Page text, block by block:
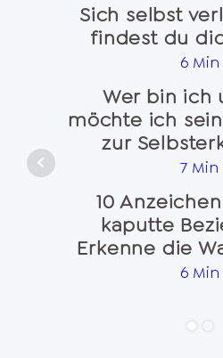
Sich selbst
findest du
6 Min
Wer bin ich
möchte ich
zur
7 Min
10
kaputte
Erkenne die
6 Min